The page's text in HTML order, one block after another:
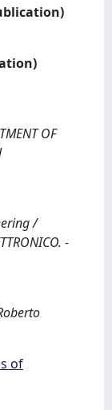
OF
/
-
of